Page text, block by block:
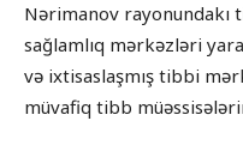
Nərimanov rayonundakı
sağlamlıq mərkəzləri
və ixtisaslaşmış tibbi
müvafiq tibb